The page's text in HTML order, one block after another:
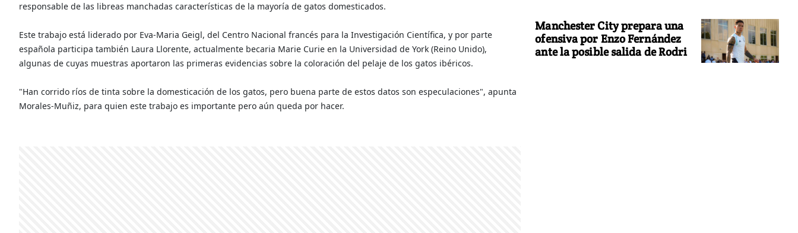
responsable de las libreas manchadas características de la mayoría de gatos domesticados.
Este trabajo está liderado por Eva-Maria Geigl, del Centro Nacional francés para la Investigación Científica, y por parte
española participa también Laura Llorente, actualmente becaria Marie Curie en la Universidad de York (Reino Unido),
algunas de cuyas muestras aportaron las primeras evidencias sobre la coloración del pelaje de los gatos ibéricos.
"Han corrido ríos de tinta sobre la domesticación de los gatos, pero buena parte de estos datos son especulaciones", apunta
Morales-Muñiz, para quien este trabajo es importante pero aún queda por hacer.
Manchester City prepara una
ofensiva por Enzo Fernández
ante la posible salida de Rodri